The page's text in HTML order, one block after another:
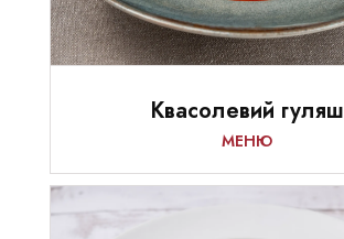
Квасолевий гуляш
МЕНЮ